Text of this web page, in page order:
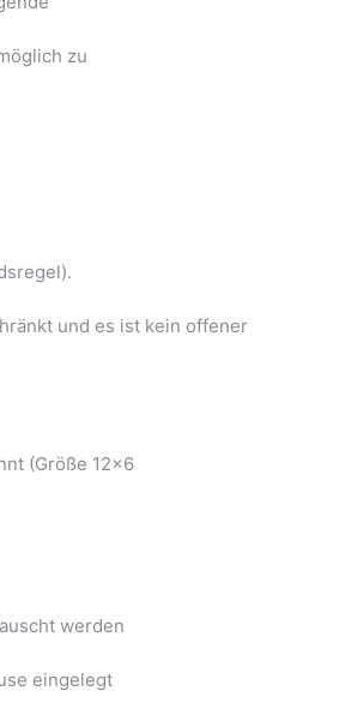
zu
und es ist kein offener
(Größe 12×6
werden
eingelegt